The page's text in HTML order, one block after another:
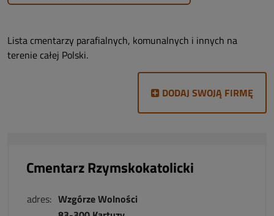
Lista cmentarzy parafialnych, komunalnych i innych na
terenie całej Polski.
DODAJ SWOJĄ FIRMĘ
Cmentarz Rzymskokatolicki
adres: Wzgórze Wolności